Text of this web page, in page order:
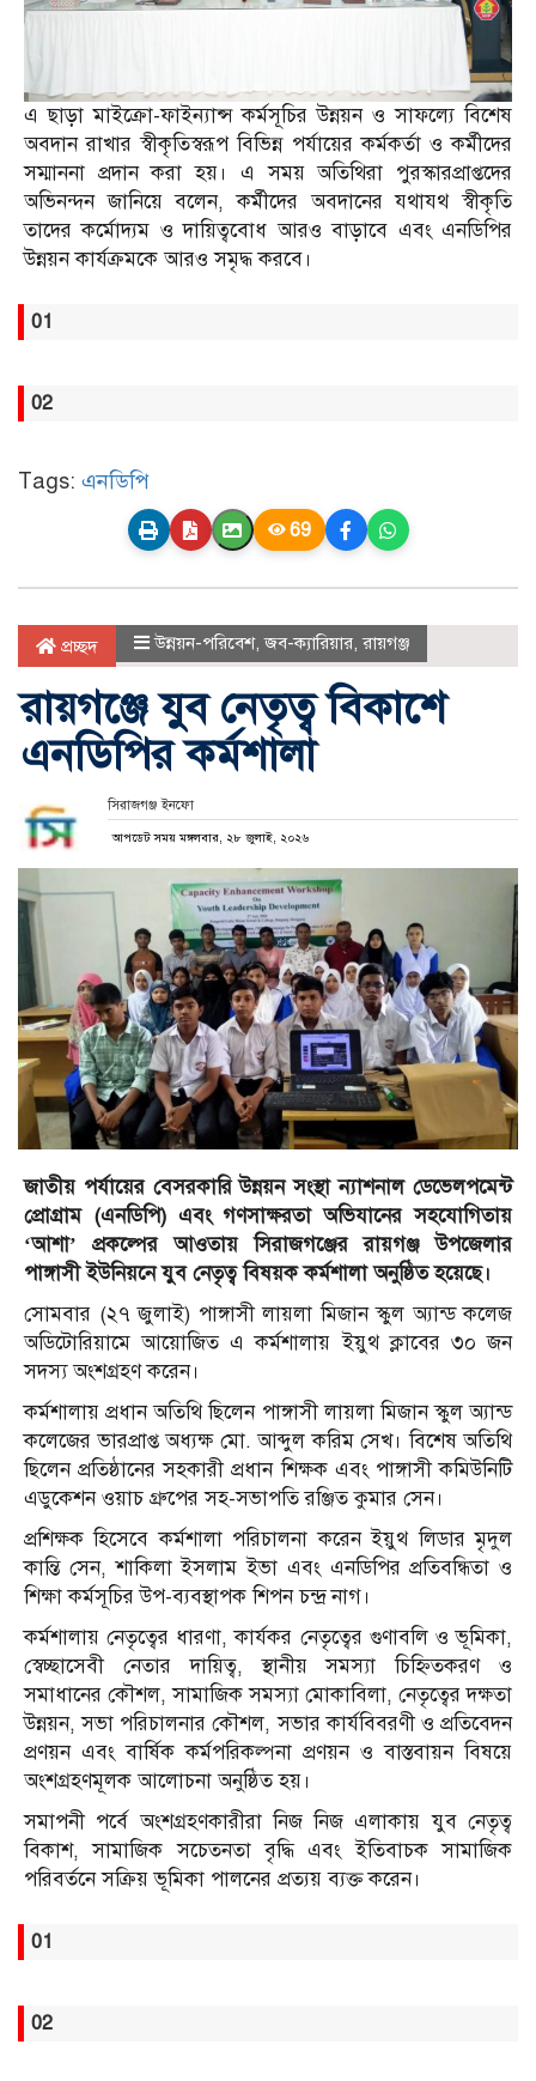
এ ছাড়া মাইক্রো-ফাইন্যান্স কর্মসূচির উন্নয়ন ও সাফল্যে বিশেষ
অবদান রাখার স্বীকৃতিস্বরূপ বিভিন্ন পর্যায়ের কর্মকর্তা ও কর্মীদের
সম্মাননা প্রদান করা হয়। এ সময় অতিথিরা পুরস্কারপ্রাপ্তদের
অভিনন্দন জানিয়ে বলেন, কর্মীদের অবদানের যথাযথ স্বীকৃতি
তাদের কর্মোদ্যম ও দায়িত্ববোধ আরও বাড়াবে এবং এনডিপির
উন্নয়ন কার্যক্রমকে আরও সমৃদ্ধ করবে।
01
02
Tags: এনডিপি
69
প্রচ্ছদ উন্নয়ন-পরিবেশ,জব-ক্যারিয়ার, রায়গঞ্জ
রায়গঞ্জে যুব নেতৃত্ব বিকাশে
এনডিপির কর্মশালা
সিরাজগঞ্জ ইনফো
আপডেট সময় মঙ্গলবার, ২৮ জুলাই, ২০২৬
জাতীয় পর্যায়ের বেসরকারি উন্নয়ন সংস্থা ন্যাশনাল ডেভেলপমেন্ট
প্রোগ্রাম (এনডিপি) এবং গণসাক্ষরতা অভিযানের সহযোগিতায়
‘আশা’ প্রকল্পের আওতায় সিরাজগঞ্জের রায়গঞ্জ উপজেলার
পাঙ্গাসী ইউনিয়নে যুব নেতৃত্ব বিষয়ক কর্মশালা অনুষ্ঠিত হয়েছে।
সোমবার (২৭ জুলাই) পাঙ্গাসী লায়লা মিজান স্কুল অ্যান্ড কলেজ
অডিটোরিয়ামে আয়োজিত এ কর্মশালায় ইয়ুথ ক্লাবের ৩০ জন
সদস্য অংশগ্রহণ করেন।
কর্মশালায় প্রধান অতিথি ছিলেন পাঙ্গাসী লায়লা মিজান স্কুল অ্যান্ড
কলেজের ভারপ্রাপ্ত অধ্যক্ষ মো. আব্দুল করিম সেখ। বিশেষ অতিথি
ছিলেন প্রতিষ্ঠানের সহকারী প্রধান শিক্ষক এবং পাঙ্গাসী কমিউনিটি
এডুকেশন ওয়াচ গ্রুপের সহ-সভাপতি রঞ্জিত কুমার সেন।
প্রশিক্ষক হিসেবে কর্মশালা পরিচালনা করেন ইয়ুথ লিডার মৃদুল
কান্তি সেন, শাকিলা ইসলাম ইভা এবং এনডিপির প্রতিবন্ধিতা ও
শিক্ষা কর্মসূচির উপ-ব্যবস্থাপক শিপন চন্দ্র নাগ।
কর্মশালায় নেতৃত্বের ধারণা, কার্যকর নেতৃত্বের গুণাবলি ও ভূমিকা,
স্বেচ্ছাসেবী নেতার দায়িত্ব, স্থানীয় সমস্যা চিহ্নিতকরণ ও
সমাধানের কৌশল, সামাজিক সমস্যা মোকাবিলা, নেতৃত্বের দক্ষতা
উন্নয়ন, সভা পরিচালনার কৌশল, সভার কার্যবিবরণী ও প্রতিবেদন
প্রণয়ন এবং বার্ষিক কর্মপরিকল্পনা প্রণয়ন ও বাস্তবায়ন বিষয়ে
অংশগ্রহণমূলক আলোচনা অনুষ্ঠিত হয়।
সমাপনী পর্বে অংশগ্রহণকারীরা নিজ নিজ এলাকায় যুব নেতৃত্ব
বিকাশ, সামাজিক সচেতনতা বৃদ্ধি এবং ইতিবাচক সামাজিক
পরিবর্তনে সক্রিয় ভূমিকা পালনের প্রত্যয় ব্যক্ত করেন।
01
02